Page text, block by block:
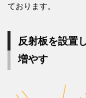
ております。
反射板を設置
増やす